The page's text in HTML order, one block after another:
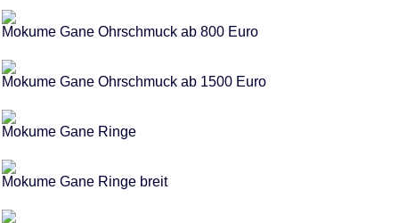
Mokume Gane Ohrschmuck ab 800 Euro
Mokume Gane Ohrschmuck ab 1500 Euro
Mokume Gane Ringe
Mokume Gane Ringe breit